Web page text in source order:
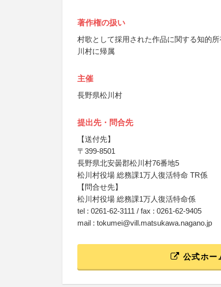
著作権の扱い
村歌として採用された作品に関する知的
川村に帰属
主催
長野県松川村
提出先・問合先
【送付先】
〒399-8501
長野県北安曇郡松川村76番地5
松川村役場 総務課1万人復活特命 TR係
【問合せ先】
松川村役場 総務課1万人復活特命係
tel : 0261-62-3111 / fax : 0261-62-9405
mail : tokumei@vill.matsukawa.nagano.jp
公式ホー